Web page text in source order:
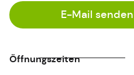
E-Mail senden
Öffnungszeiten